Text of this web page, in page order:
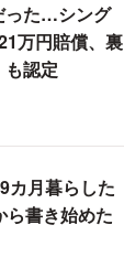
った…シング
万円賠償、裏
認定
カ月暮らした
ら書き始めた